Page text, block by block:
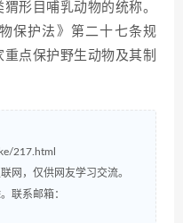
形目哺乳动物的统称。
保护法》第二十七条规
点保护野生动物及其制
217.html
网，仅供网友学习交流。
联系邮箱：